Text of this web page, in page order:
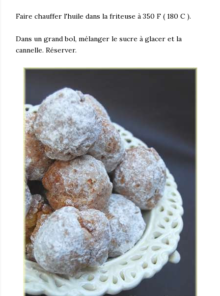
Faire chauffer l'huile dans la friteuse à 350 F ( 180 C ).
Dans un grand bol, mélanger le sucre à glacer et la
cannelle. Réserver.